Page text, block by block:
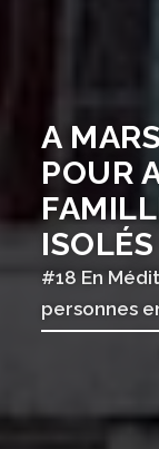
A
POUR
#18 En
personnes